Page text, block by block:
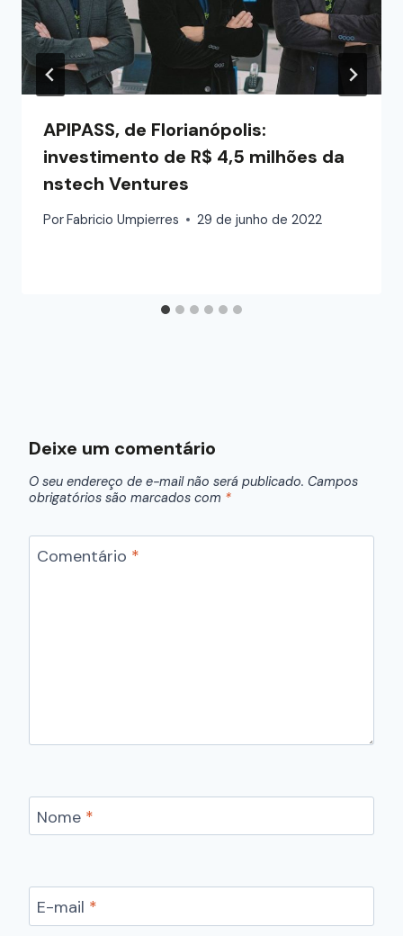
APIPASS, de Florianópolis:
investimento de R$ 4,5 milhões da
nstech Ventures
PorFabricio Umpierres 29 de junho de 2022
Deixe um comentário
O seu endereço de e-mail não será publicado. Campos
obrigatórios são marcados com *
Comentário *
Nome *
E-mail *